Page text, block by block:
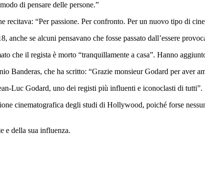
di pensare delle persone.”
recitava: “Per passione. Per confronto. Per un nuovo tipo di
se alcuni pensavano che fosse passato dall’essere
che il regista è morto “tranquillamente a casa”. Hanno
Banderas, che ha scritto: “Grazie monsieur Godard per aver
Luc Godard, uno dei registi più influenti e iconoclasti di tutti”.
cinematografica degli studi di Hollywood, poiché forse
e della sua influenza.